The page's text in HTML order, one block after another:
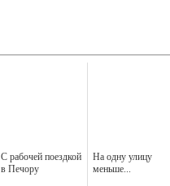
С рабочей поездкой
в Печору
На одну улицу
меньше...